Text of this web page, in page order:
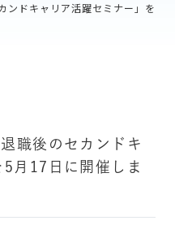
ンドキャリア活躍セミナー」を
職後のセカンドキ
月17日に開催しま